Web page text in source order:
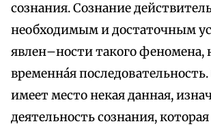
сознания. Сознание
необходимым и достаточным
явлен–ности такого феномена,
временнáя
имеет место некая данная,
деятельность сознания, которая